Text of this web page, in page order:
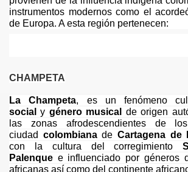
instrumentos modernos como el
de Europa. A esta región pertenecen:
CHAMPETA
La Champeta, es un fenómeno
social y género musical
de origen
las zonas afrodescendientes de
ciudad colombianadeCartagena de
con la cultura del corregimiento
Palenque e influenciado por géneros
africanas así como del continente
de Barbosa